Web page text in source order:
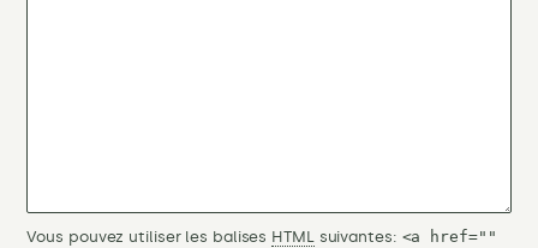
Vous pouvez utiliser les balises HTML suivantes: <a href=""